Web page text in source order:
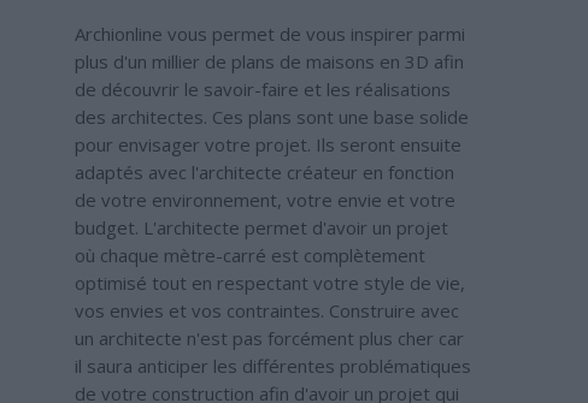
Archionline vous permet de vous inspirer parmi
plus d'un millier de plans de maisons en 3D afin
de découvrir le savoir-faire et les réalisations
des architectes. Ces plans sont une base solide
pour envisager votre projet. Ils seront ensuite
adaptés avec l'architecte créateur en fonction
de votre environnement, votre envie et votre
budget. L'architecte permet d'avoir un projet
où chaque mètre-carré est complètement
optimisé tout en respectant votre style de vie,
vos envies et vos contraintes. Construire avec
un architecte n'est pas forcément plus cher car
il saura anticiper les différentes problématiques
de votre construction afin d'avoir un projet qui